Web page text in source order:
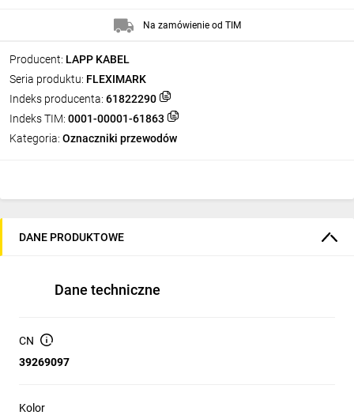
Producent: LAPP KABEL
Seria produktu: FLEXIMARK
Indeks producenta: 61822290
Indeks TIM: 0001-00001-61863
Kategoria: Oznaczniki przewodów
Na zamówienie od TIM
DANE PRODUKTOWE
Dane techniczne
CN
39269097
Kolor